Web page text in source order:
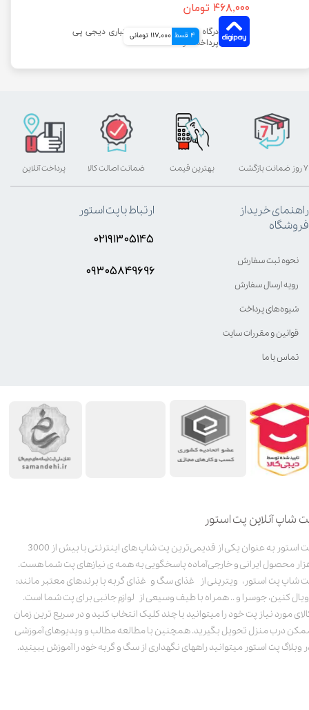
۴۶۸,۰۰۰ تومان
4 قسط 117,000 تومانی
شاپ آنلاین پت استور
پت استور به عنوان یکی از قدیمی‌ترین پت شاپ های اینترنتی با بیش از 3000
محصول ایرانی و خارجی آماده پاسخگویی به همه ی نیازهای پت شما هست.
شاپ پت استور، ویترینی از غذای سگ و غذای گربه با برندهای معتبر مانند:
کنین، جوسرا و .. همراه با طیف وسیعی از لوازم جانبی برای پت شما است.
مورد نیاز پت خود را میتوانید با چند کلیک انتخاب کنید و در سریع ترین زمان
درب منزل تحویل بگیرید. همچنین با مطالعه مطالب و ویدیوهای آموزشی
وبلاگ پت استور میتوانید راههای نگهداری از سگ و گربه خود را آموزش ببینید.
بهترین قیمت پرداخت آنلاین ۷ روز ضمانت بازگشت ضمانت اصالت کالا
راهنمای خرید از
فروشگاه
نحوه ثبت سفارش
رویه ارسال سفارش
شیوه‌های پرداخت
قوانین و مقررات سایت
تماس با ما
ارتباط با پت استور
۰۲۱۹۱۳۰۵۱۴۵
۰۹۳۰۵8۴9696